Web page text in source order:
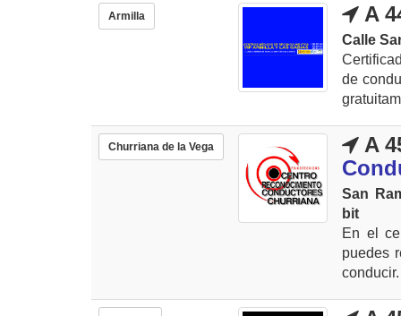
Armilla A
Calle
de
Churriana de la Vega
A
San
bit
En el
puedes